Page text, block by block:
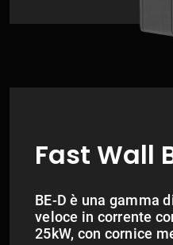
Fast Wall
BE-D è una gamma
veloce in corrente
25kW, con cornice